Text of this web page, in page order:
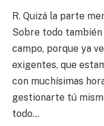
R. Quizá la parte
Sobre todo
campo, porque ya
exigentes, que
con muchísimas
gestionarte tú
todo…